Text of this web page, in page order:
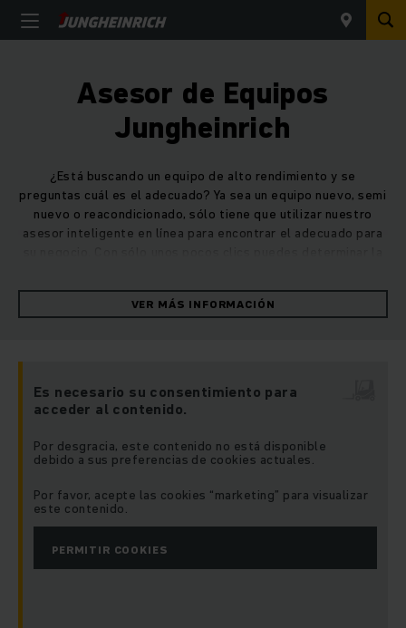
Asesor de Equipos
Jungheinrich
¿Está buscando un equipo de alto rendimiento y se
preguntas cuál es el adecuado? Ya sea un equipo nuevo, semi
nuevo o reacondicionado, sólo tiene que utilizar nuestro
asesor inteligente en línea para encontrar el adecuado para
equipo de tu elección y nuestro buscador le mostrará
inmediatamente el equipo perfecto para su centro de
VER MÁS INFORMACIÓN
Es necesario su consentimiento para
acceder al contenido.
Por desgracia, este contenido no está disponible
debido a sus preferencias de cookies actuales.
Por favor, acepte las cookies “marketing” para visualizar
este contenido.
PERMITIR COOKIES